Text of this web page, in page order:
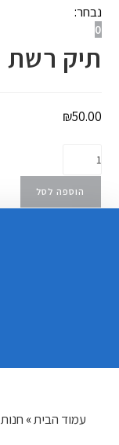
0
נבחר:
תיק רשת
₪50.00
הוספה לסל
עמוד הבית» חנות